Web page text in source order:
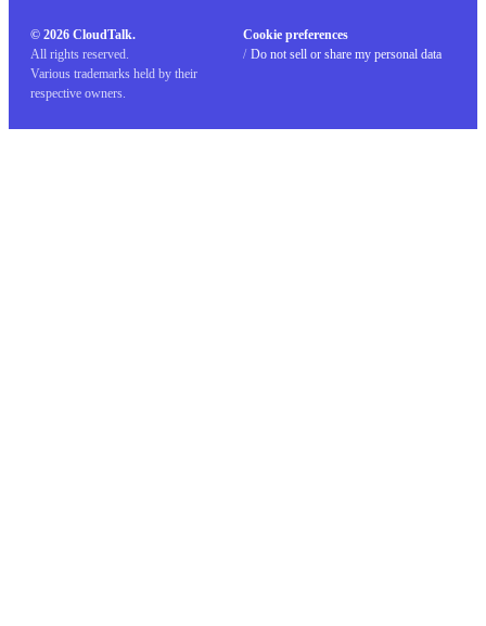
© 2026 CloudTalk.
All rights reserved.
Various trademarks held by their
respective owners.
Cookie preferences
/ Do not sell or share my personal data